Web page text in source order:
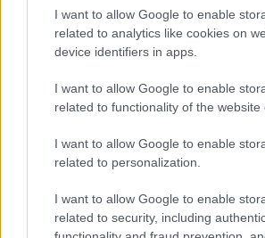
I want to allow Google to enable
related to analytics like cookies on
device identifiers in apps.
I want to allow Google to enable
related to functionality of the website
I want to allow Google to enable
related to personalization.
I want to allow Google to enable
related to security, including
κανείς δεν ξέρει πόσος θα
μεγαλύτερος μετασεισμός
εκδηλωθεί, πού θα εκδηλωθεί
αυτό γιατί όταν διεγερθεί
περίπου 400 χιλιομέτρων,
μπορούσε να ενεργοποιηθεί
μεγάλος σεισμός, υπό την
αυξημένες τάσεις».